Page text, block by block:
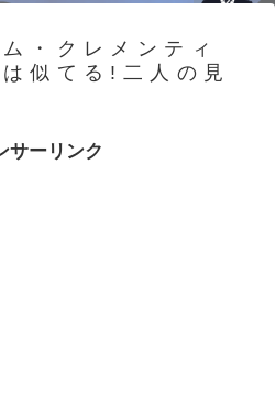
・クレメンティ
似てる!二人の見
サーリンク